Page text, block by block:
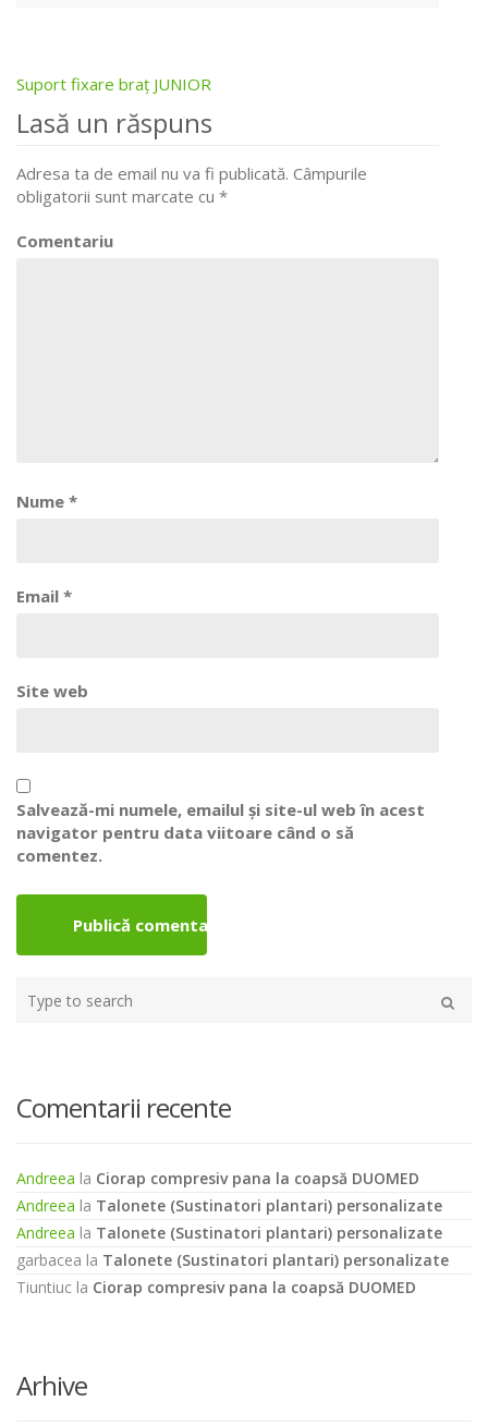
Post
navigation
Suport fixare braţ JUNIOR
Lasă un răspuns
Adresa ta de email nu va fi publicată. Câmpurile
obligatorii sunt marcate cu *
Comentariu
Nume *
Email *
Site web
Salvează-mi numele, emailul și site-ul web în acest
navigator pentru data viitoare când o să
comentez.
your
Comentarii recente
Andreea la Ciorap compresiv pana la coapsă DUOMED
Andreea la Talonete (Sustinatori plantari) personalizate
Andreea la Talonete (Sustinatori plantari) personalizate
garbacea la Talonete (Sustinatori plantari) personalizate
Tiuntiuc la Ciorap compresiv pana la coapsă DUOMED
Arhive